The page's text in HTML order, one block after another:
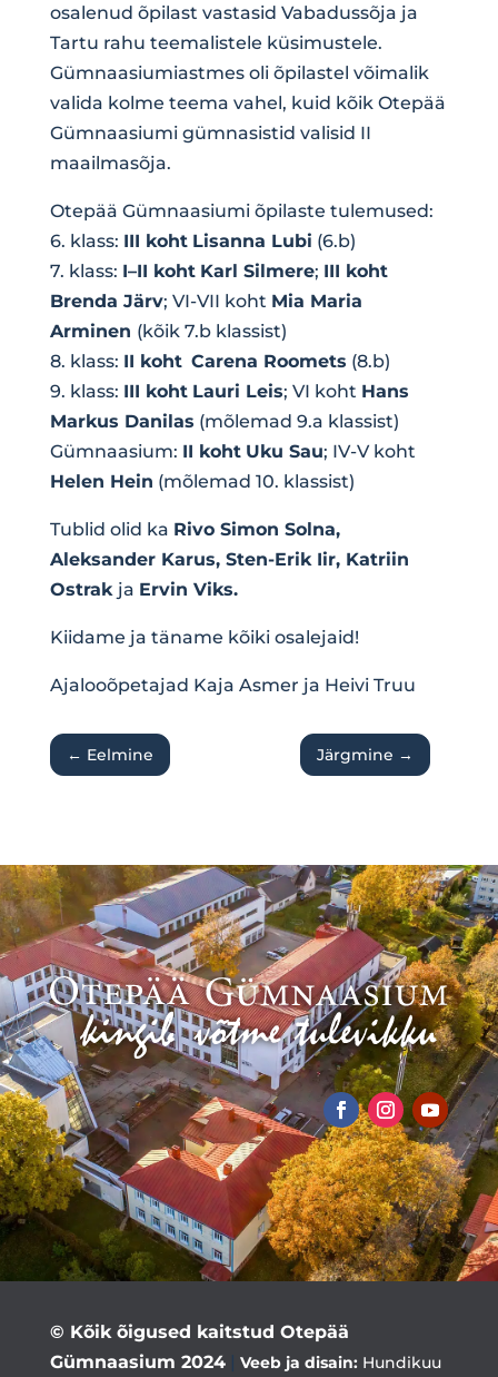
osalenud õpilast vastasid Vabadussõja ja
Tartu rahu teemalistele küsimustele.
Gümnaasiumiastmes oli õpilastel võimalik
valida kolme teema vahel, kuid kõik Otepää
Gümnaasiumi gümnasistid valisid II
maailmasõja.
Otepää Gümnaasiumi õpilaste tulemused:
6. klass: III koht Lisanna Lubi (6.b)
7. klass: I–II koht Karl Silmere; III koht
Brenda Järv; VI-VII koht Mia Maria
Arminen (kõik 7.b klassist)
8. klass: II koht Carena Roomets (8.b)
9. klass: III koht Lauri Leis; VI koht Hans
Markus Danilas (mõlemad 9.a klassist)
Gümnaasium: II koht Uku Sau; IV-V koht
Helen Hein (mõlemad 10. klassist)
Tublid olid ka Rivo Simon Solna,
Aleksander Karus, Sten-Erik Iir, Katriin
Ostrak ja Ervin Viks.
Kiidame ja täname kõiki osalejaid!
Ajalooõpetajad Kaja Asmer ja Heivi Truu
← Eelmine Järgmine →
© Kõik õigused kaitstud Otepää
Gümnaasium 2024| Veeb ja disain: Hundikuu